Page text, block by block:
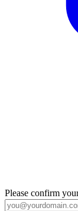
Please confirm